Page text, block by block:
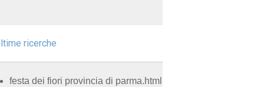
ricerche
festa dei fiori provincia di parma.html